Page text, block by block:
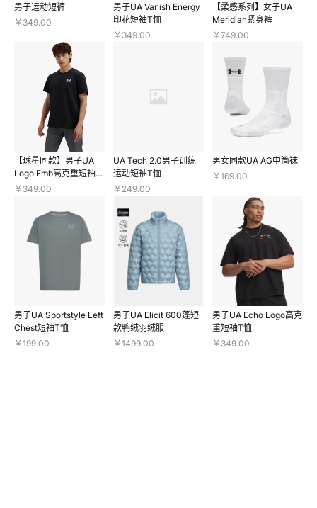
男子运动短裤
￥349.00
男子UA Vanish Energy
印花短袖T恤
￥349.00
【柔感系列】女子UA
Meridian紧身裤
￥749.00
【球星同款】男子UA
Logo Emb高克重短袖T
恤
￥349.00
UA Tech 2.0男子训练
运动短袖T恤
￥249.00
男女同款UA AG中筒袜
￥169.00
男子UA Sportstyle Left
Chest短袖T恤
￥199.00
男子UA Elicit 600蓬短
款鸭绒羽绒服
￥1499.00
男子UA Echo Logo高克
重短袖T恤
￥349.00